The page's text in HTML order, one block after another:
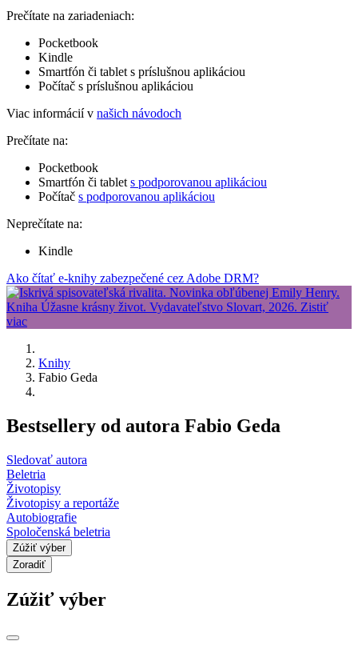
Prečítate na zariadeniach:
Pocketbook
Kindle
Smartfón či tablet s príslušnou aplikáciou
Počítač s príslušnou aplikáciou
Viac informácií v našich návodoch
Prečítate na:
Pocketbook
Smartfón či tablet s podporovanou aplikáciou
Počítač s podporovanou aplikáciou
Neprečítate na:
Kindle
Ako čítať e-knihy zabezpečené cez Adobe DRM?
Knihy
Fabio Geda
Bestsellery od autora Fabio Geda
Sledovať autora
Beletria
Životopisy
Životopisy a reportáže
Autobiografie
Spoločenská beletria
Zúžiť výber
Zoradiť
Zúžiť výber